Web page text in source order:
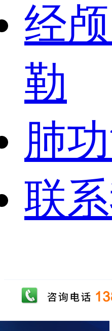
经
勒
肺
联